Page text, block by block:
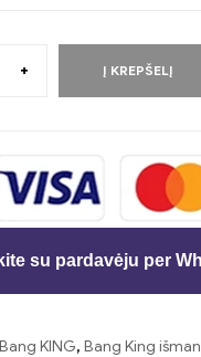
+ Į KREPŠELĮ
su pardavėju per
Bang KING,Bang King